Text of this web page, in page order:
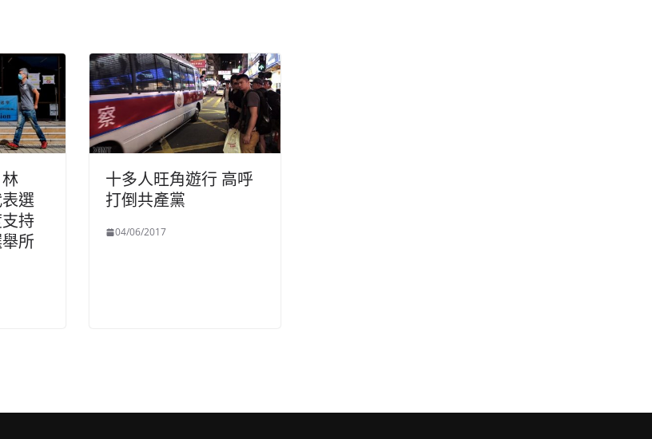
選
持
所
十多人旺角遊行 高呼
打倒共產黨
04/06/2017